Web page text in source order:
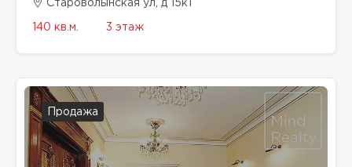
Староволынская ул, д 15к1
140 кв.м. 3 этаж
Продажа